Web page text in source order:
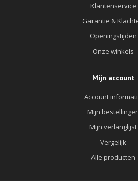
Klantenservice
Garantie &
Openingstijden
Onze winkels
Mijn account
Account
Mijn
Mijn verlanglijst
Vergelijk
Alle producten